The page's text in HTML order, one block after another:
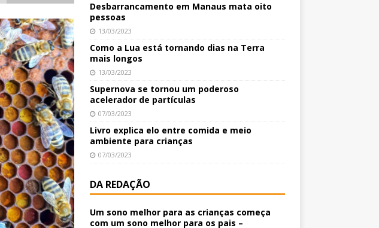
Desbarrancamento em Manaus mata oito
pessoas
13/03/2023
Como a Lua está tornando dias na Terra
mais longos
13/03/2023
Supernova se tornou um poderoso
acelerador de partículas
07/03/2023
Livro explica elo entre comida e meio
ambiente para crianças
07/03/2023
DA REDAÇÃO
Um sono melhor para as crianças começa
com um sono melhor para os pais –